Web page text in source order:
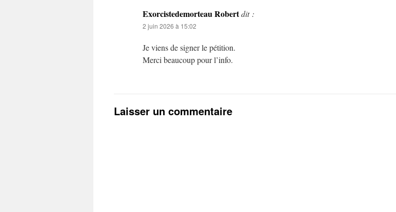
Exorcistedemorteau Robertdit :
2 juin 2026 à 15:02
Je viens de signer le pétition.
Merci beaucoup pour l’info.
Laisser un commentaire